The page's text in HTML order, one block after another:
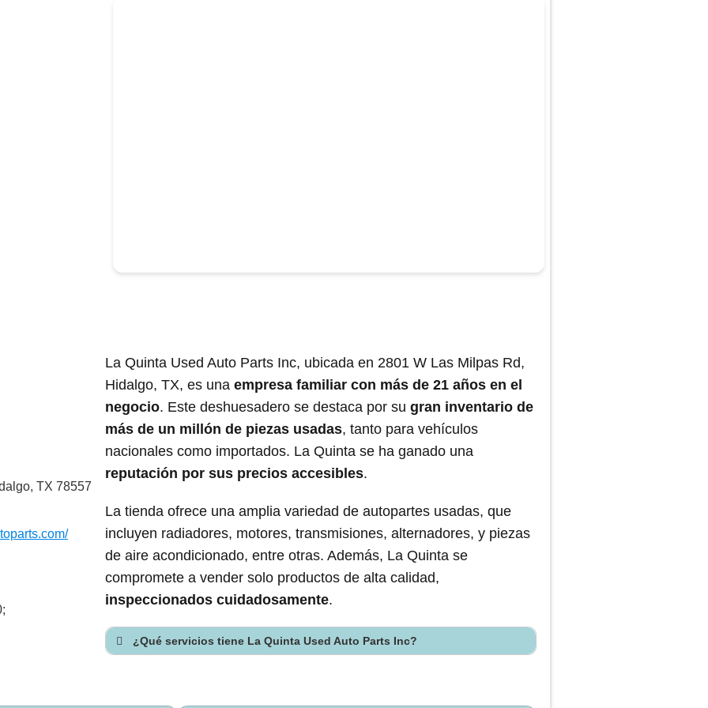
TX 78557
La Quinta Used Auto Parts Inc, ubicada en 2801 W Las Milpas Rd,
Hidalgo, TX, es una empresa familiar con más de 21 años en el
negocio. Este deshuesadero se destaca por su gran inventario de
más de un millón de piezas usadas, tanto para vehículos
nacionales como importados. La Quinta se ha ganado una
reputación por sus precios accesibles.
La tienda ofrece una amplia variedad de autopartes usadas, que
incluyen radiadores, motores, transmisiones, alternadores, y piezas
de aire acondicionado, entre otras. Además, La Quinta se
compromete a vender solo productos de alta calidad,
inspeccionados cuidadosamente.
¿Qué servicios tiene La Quinta Used Auto Parts Inc?